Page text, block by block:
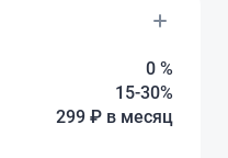
0 %
15-30%
299 ₽ в месяц